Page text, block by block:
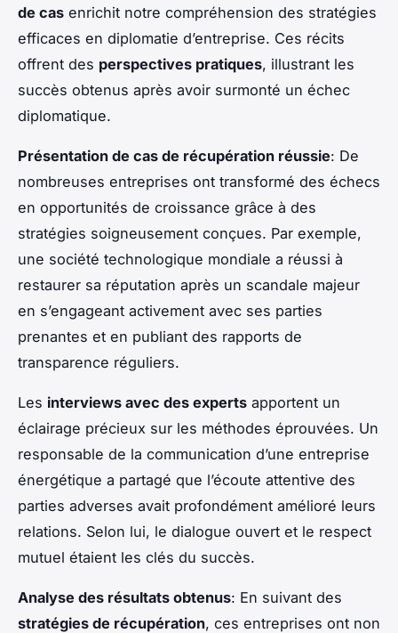
de cas enrichit notre compréhension des stratégies
efficaces en diplomatie d’entreprise. Ces récits
offrent des perspectives pratiques, illustrant les
succès obtenus après avoir surmonté un échec
diplomatique.
Présentation de cas de récupération réussie: De
nombreuses entreprises ont transformé des échecs
en opportunités de croissance grâce à des
stratégies soigneusement conçues. Par exemple,
une société technologique mondiale a réussi à
restaurer sa réputation après un scandale majeur
en s’engageant activement avec ses parties
prenantes et en publiant des rapports de
transparence réguliers.
Les interviews avec des experts apportent un
éclairage précieux sur les méthodes éprouvées. Un
responsable de la communication d’une entreprise
énergétique a partagé que l’écoute attentive des
parties adverses avait profondément amélioré leurs
relations. Selon lui, le dialogue ouvert et le respect
mutuel étaient les clés du succès.
Analyse des résultats obtenus: En suivant des
stratégies de récupération, ces entreprises ont non